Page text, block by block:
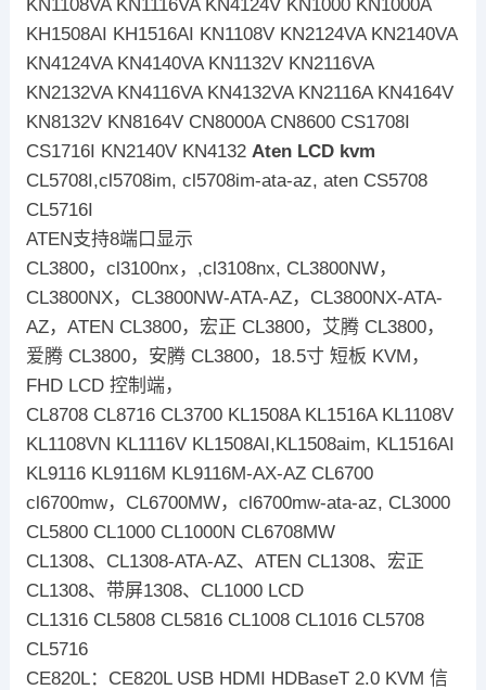
KN1108VA KN1116VA KN4124V KN1000 KN1000A
KH1508AI KH1516AI KN1108V KN2124VA KN2140VA
KN4124VA KN4140VA KN1132V KN2116VA
KN2132VA KN4116VA KN4132VA KN2116A KN4164V
KN8132V KN8164V CN8000A CN8600 CS1708I
CS1716I KN2140V KN4132 Aten LCD kvm
CL5708I,cl5708im, cl5708im-ata-az, aten CS5708
CL5716I
ATEN支持8端口显示
CL3800，cl3100nx，,cl3108nx, CL3800NW，
CL3800NX，CL3800NW-ATA-AZ，CL3800NX-ATA-
AZ，ATEN CL3800，宏正 CL3800，艾腾 CL3800，
爱腾 CL3800，安腾 CL3800，18.5寸 短板 KVM，
FHD LCD 控制端，
CL8708 CL8716 CL3700 KL1508A KL1516A KL1108V
KL1108VN KL1116V KL1508AI,KL1508aim, KL1516AI
KL9116 KL9116M KL9116M-AX-AZ CL6700
cl6700mw，CL6700MW，cl6700mw-ata-az, CL3000
CL5800 CL1000 CL1000N CL6708MW
CL1308、CL1308-ATA-AZ、ATEN CL1308、宏正
CL1308、带屏1308、CL1000 LCD
CL1316 CL5808 CL5816 CL1008 CL1016 CL5708
CL5716
CE820L：CE820L USB HDMI HDBaseT 2.0 KVM 信